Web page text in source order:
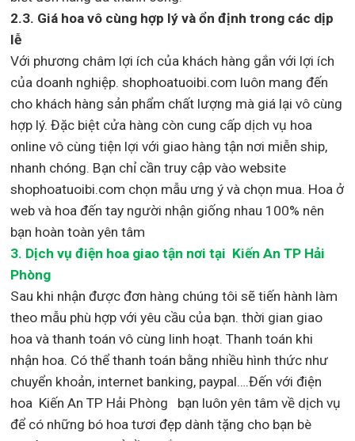
2.3. Giá hoa vô cùng hợp lý và ổn định trong các dịp
lễ
Với phương châm lợi ích của khách hàng gắn với lợi ích
của doanh nghiệp. shophoatuoibi.com luôn mang đến
cho khách hàng sản phẩm chất lượng mà giá lại vô cùng
hợp lý. Đặc biệt cửa hàng còn cung cấp dịch vụ hoa
online vô cùng tiện lợi với giao hàng tận nơi miễn ship,
nhanh chóng. Bạn chỉ cần truy cập vào website
shophoatuoibi.com chọn mẫu ưng ý và chọn mua. Hoa ở
web và hoa đến tay người nhận giống nhau 100% nên
bạn hoàn toàn yên tâm
3. Dịch vụ điện hoa giao tận nơi tại Kiến An TP Hải
Phòng
Sau khi nhận được đơn hàng chúng tôi sẽ tiến hành làm
theo mẫu phù hợp với yêu cầu của bạn. thời gian giao
hoa và thanh toán vô cùng linh hoạt. Thanh toán khi
nhận hoa. Có thể thanh toán bằng nhiều hình thức như
chuyển khoản, internet banking, paypal….Đến với điện
hoa Kiến An TP Hải Phòng bạn luôn yên tâm về dịch vụ
để có những bó hoa tươi đẹp dành tặng cho bạn bè